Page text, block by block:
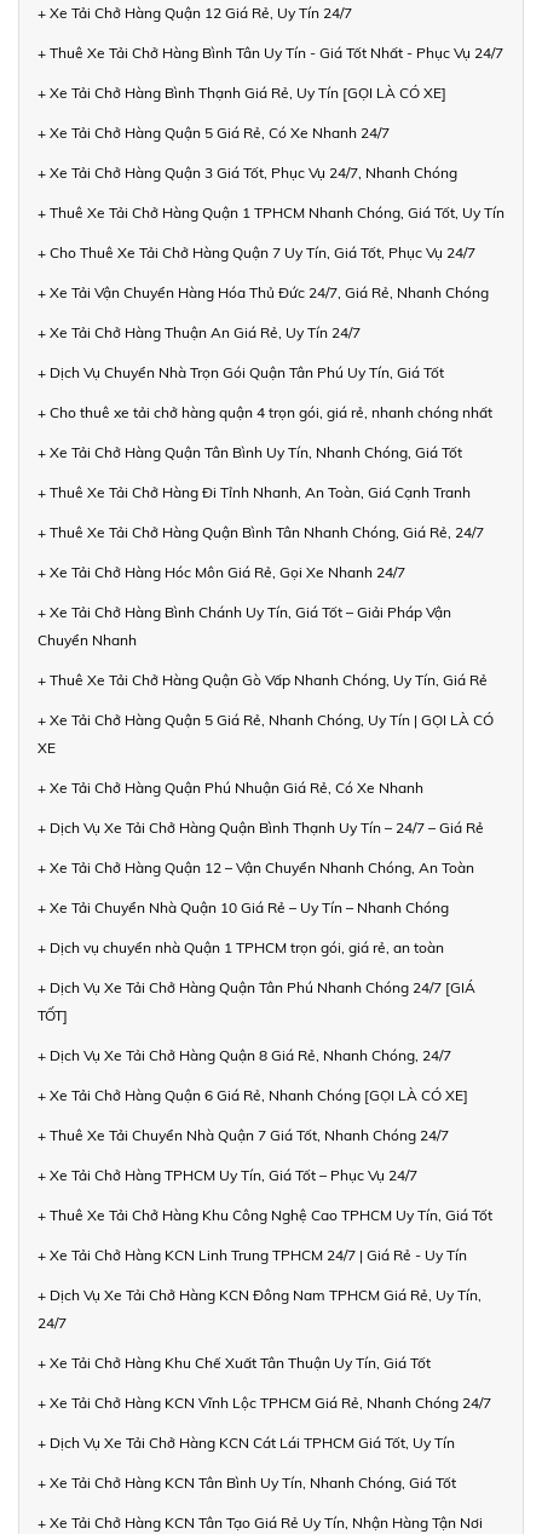
+ Xe Tải Chở Hàng Quận 12 Giá Rẻ, Uy Tín 24/7
+ Thuê Xe Tải Chở Hàng Bình Tân Uy Tín - Giá Tốt Nhất - Phục Vụ 24/7
+ Xe Tải Chở Hàng Bình Thạnh Giá Rẻ, Uy Tín [GỌI LÀ CÓ XE]
+ Xe Tải Chở Hàng Quận 5 Giá Rẻ, Có Xe Nhanh 24/7
+ Xe Tải Chở Hàng Quận 3 Giá Tốt, Phục Vụ 24/7, Nhanh Chóng
+ Thuê Xe Tải Chở Hàng Quận 1 TPHCM Nhanh Chóng, Giá Tốt, Uy Tín
+ Cho Thuê Xe Tải Chở Hàng Quận 7 Uy Tín, Giá Tốt, Phục Vụ 24/7
+ Xe Tải Vận Chuyển Hàng Hóa Thủ Đức 24/7, Giá Rẻ, Nhanh Chóng
+ Xe Tải Chở Hàng Thuận An Giá Rẻ, Uy Tín 24/7
+ Dịch Vụ Chuyển Nhà Trọn Gói Quận Tân Phú Uy Tín, Giá Tốt
+ Cho thuê xe tải chở hàng quận 4 trọn gói, giá rẻ, nhanh chóng nhất
+ Xe Tải Chở Hàng Quận Tân Bình Uy Tín, Nhanh Chóng, Giá Tốt
+ Thuê Xe Tải Chở Hàng Đi Tỉnh Nhanh, An Toàn, Giá Cạnh Tranh
+ Thuê Xe Tải Chở Hàng Quận Bình Tân Nhanh Chóng, Giá Rẻ, 24/7
+ Xe Tải Chở Hàng Hóc Môn Giá Rẻ, Gọi Xe Nhanh 24/7
+ Xe Tải Chở Hàng Bình Chánh Uy Tín, Giá Tốt – Giải Pháp Vận
Chuyển Nhanh
+ Thuê Xe Tải Chở Hàng Quận Gò Vấp Nhanh Chóng, Uy Tín, Giá Rẻ
+ Xe Tải Chở Hàng Quận 5 Giá Rẻ, Nhanh Chóng, Uy Tín | GỌI LÀ CÓ
XE
+ Xe Tải Chở Hàng Quận Phú Nhuận Giá Rẻ, Có Xe Nhanh
+ Dịch Vụ Xe Tải Chở Hàng Quận Bình Thạnh Uy Tín – 24/7 – Giá Rẻ
+ Xe Tải Chở Hàng Quận 12 – Vận Chuyển Nhanh Chóng, An Toàn
+ Xe Tải Chuyển Nhà Quận 10 Giá Rẻ – Uy Tín – Nhanh Chóng
+ Dịch vụ chuyển nhà Quận 1 TPHCM trọn gói, giá rẻ, an toàn
+ Dịch Vụ Xe Tải Chở Hàng Quận Tân Phú Nhanh Chóng 24/7 [GIÁ
TỐT]
+ Dịch Vụ Xe Tải Chở Hàng Quận 8 Giá Rẻ, Nhanh Chóng, 24/7
+ Xe Tải Chở Hàng Quận 6 Giá Rẻ, Nhanh Chóng [GỌI LÀ CÓ XE]
+ Thuê Xe Tải Chuyển Nhà Quận 7 Giá Tốt, Nhanh Chóng 24/7
+ Xe Tải Chở Hàng TPHCM Uy Tín, Giá Tốt – Phục Vụ 24/7
+ Thuê Xe Tải Chở Hàng Khu Công Nghệ Cao TPHCM Uy Tín, Giá Tốt
+ Xe Tải Chở Hàng KCN Linh Trung TPHCM 24/7 | Giá Rẻ - Uy Tín
+ Dịch Vụ Xe Tải Chở Hàng KCN Đông Nam TPHCM Giá Rẻ, Uy Tín,
24/7
+ Xe Tải Chở Hàng Khu Chế Xuất Tân Thuận Uy Tín, Giá Tốt
+ Xe Tải Chở Hàng KCN Vĩnh Lộc TPHCM Giá Rẻ, Nhanh Chóng 24/7
+ Dịch Vụ Xe Tải Chở Hàng KCN Cát Lái TPHCM Giá Tốt, Uy Tín
+ Xe Tải Chở Hàng KCN Tân Bình Uy Tín, Nhanh Chóng, Giá Tốt
+ Xe Tải Chở Hàng KCN Tân Tạo Giá Rẻ Uy Tín, Nhận Hàng Tận Nơi